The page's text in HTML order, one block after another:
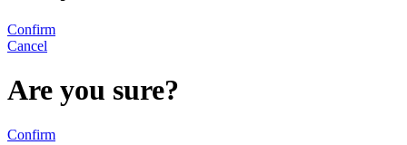
Confirm
Cancel
Are you sure?
Confirm